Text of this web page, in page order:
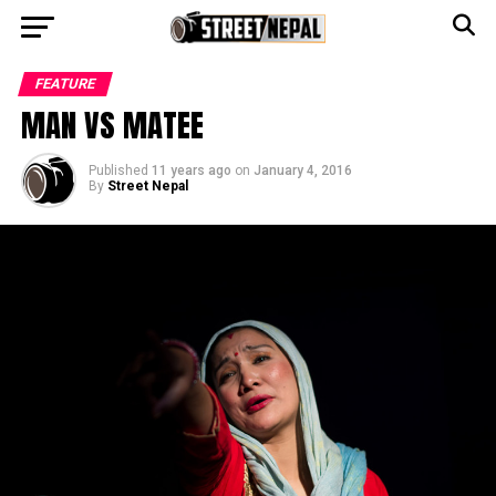
FEATURE
MAN VS MATEE
Published 11 years ago on January 4, 2016
By Street Nepal
Go to mobile version